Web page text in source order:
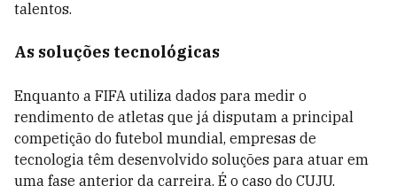
talentos.
As soluções tecnológicas
Enquanto a FIFA utiliza dados para medir o
rendimento de atletas que já disputam a principal
competição do futebol mundial, empresas de
tecnologia têm desenvolvido soluções para atuar em
uma fase anterior da carreira. É o caso do CUJU,